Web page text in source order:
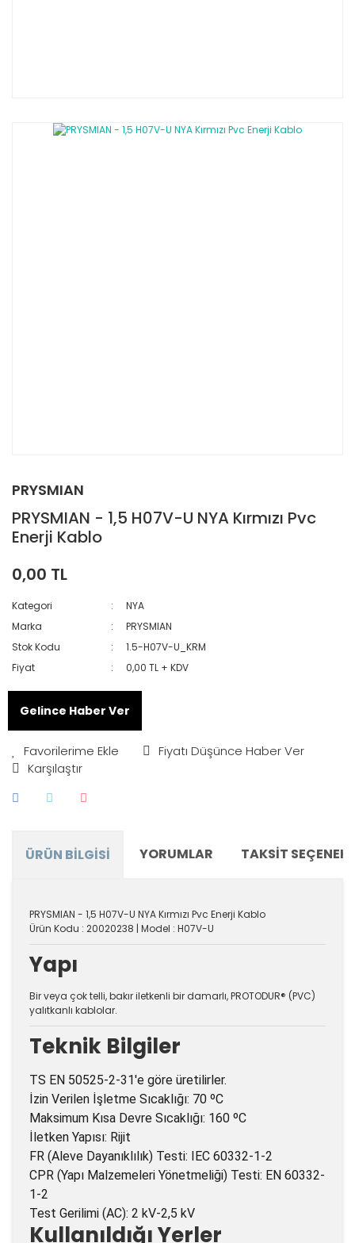
PRYSMIAN
PRYSMIAN - 1,5 H07V-U NYA Kırmızı Pvc
Enerji Kablo
0,00 TL
Kategori
NYA
Marka
PRYSMIAN
Stok Kodu
1.5-H07V-U_KRM
Fiyat
0,00 TL + KDV
Gelince Haber Ver
Fiyatı Düşünce Haber Ver
Karşılaştır
ÜRÜN BILGISI YORUMLAR TAKSIT
PRYSMIAN - 1,5 H07V-U NYA Kırmızı Pvc Enerji Kablo
Ürün Kodu : 20020238 | Model : H07V-U
Yapı
Bir veya çok telli, bakır iletkenli bir damarlı, PROTODUR® (PVC)
yalıtkanlı kablolar.
Teknik Bilgiler
TS EN 50525-2-31'e göre üretilirler.
İzin Verilen İşletme Sıcaklığı: 70 ºC
Maksimum Kısa Devre Sıcaklığı: 160 ºC
İletken Yapısı: Rijit
FR (Aleve Dayanıklılık) Testi: IEC 60332-1-2
CPR (Yapı Malzemeleri Yönetmeliği) Testi: EN 60332-
1-2
Test Gerilimi (AC): 2 kV-2,5 kV
Kullanıldığı Yerler